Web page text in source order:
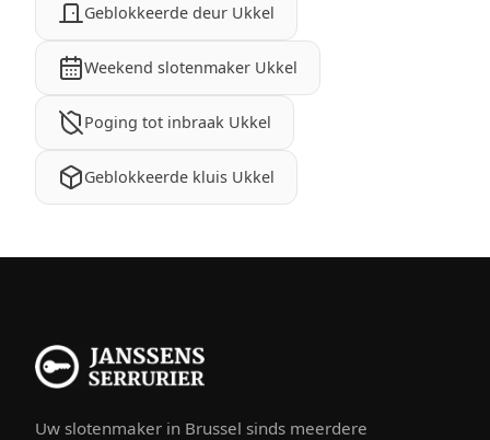
Geblokkeerde deur Ukkel
Weekend slotenmaker Ukkel
Poging tot inbraak Ukkel
Geblokkeerde kluis Ukkel
Uw slotenmaker in Brussel sinds meerdere